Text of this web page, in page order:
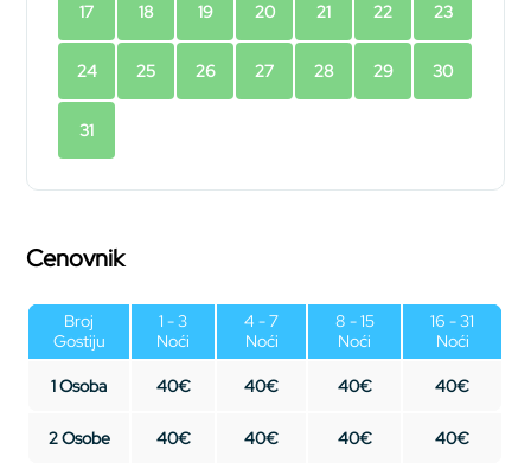
17 18 19 20 21 22 23
24 25 26 27 28 29 30
31
Cenovnik
Broj
Gostiju
1 - 3
Noći
4 - 7
Noći
8 - 15
Noći
16 - 31
Noći
1 Osoba 40€ 40€ 40€ 40€
2 Osobe 40€ 40€ 40€ 40€